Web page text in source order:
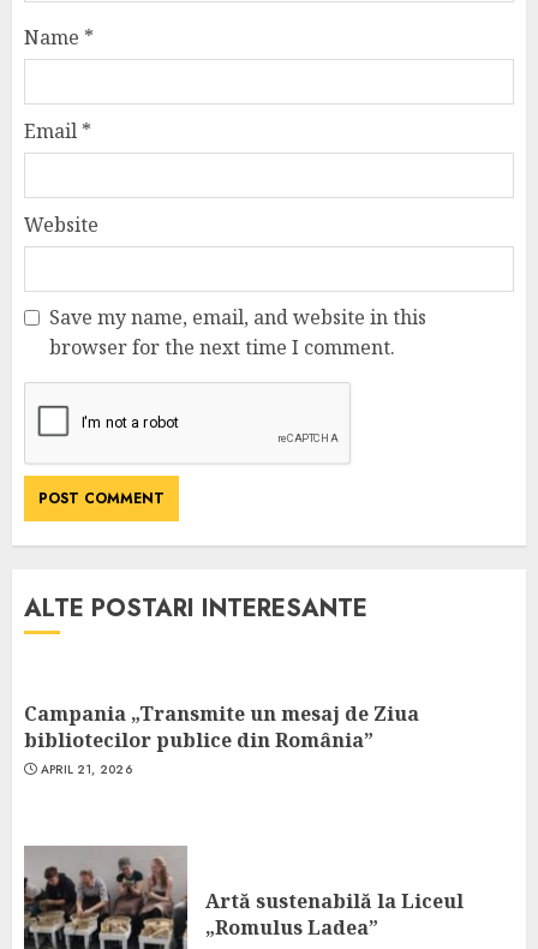
Name *
Email *
Website
Save my name, email, and website in this
browser for the next time I comment.
ALTE POSTARI INTERESANTE
Campania „Transmite un mesaj de Ziua
bibliotecilor publice din România”
APRIL 21, 2026
Artă sustenabilă la Liceul
„Romulus Ladea”